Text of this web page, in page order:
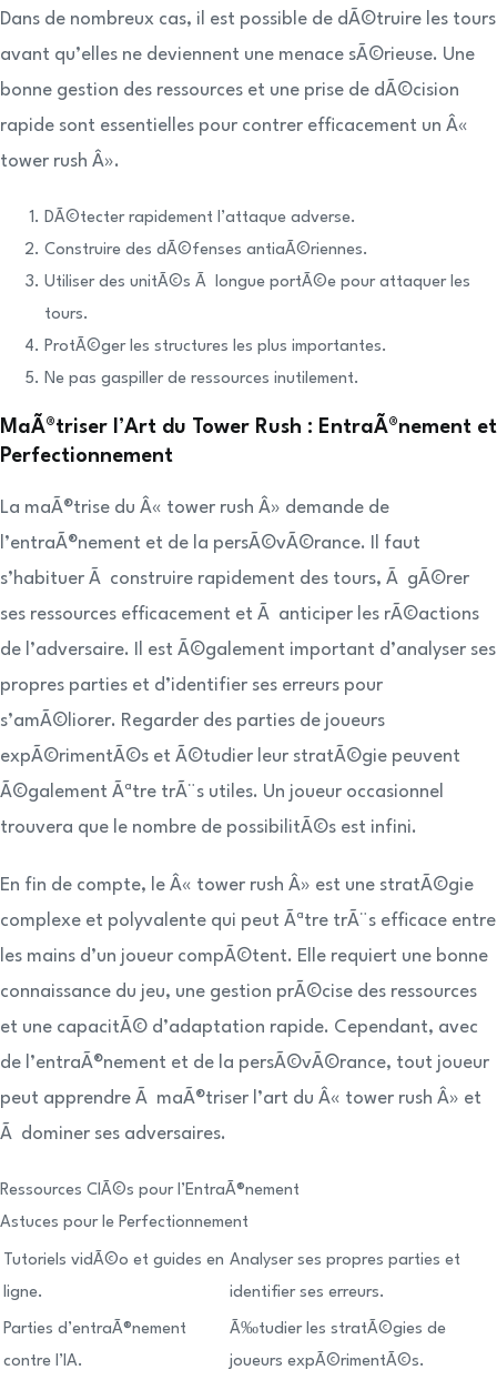
Dans de nombreux cas, il est possible de dÃ©truire les tours
avant qu’elles ne deviennent une menace sÃ©rieuse. Une
bonne gestion des ressources et une prise de dÃ©cision
rapide sont essentielles pour contrer efficacement un Â«
tower rush Â».
DÃ©tecter rapidement l’attaque adverse.
Construire des dÃ©fenses antiaÃ©riennes.
Utiliser des unitÃ©s Ã longue portÃ©e pour attaquer les
tours.
ProtÃ©ger les structures les plus importantes.
Ne pas gaspiller de ressources inutilement.
MaÃ®triser l’Art du Tower Rush : EntraÃ®nement et
Perfectionnement
La maÃ®trise du Â« tower rush Â» demande de
l’entraÃ®nement et de la persÃ©vÃ©rance. Il faut
s’habituer Ã construire rapidement des tours, Ã gÃ©rer
ses ressources efficacement et Ã anticiper les rÃ©actions
de l’adversaire. Il est Ã©galement important d’analyser ses
propres parties et d’identifier ses erreurs pour
s’amÃ©liorer. Regarder des parties de joueurs
expÃ©rimentÃ©s et Ã©tudier leur stratÃ©gie peuvent
Ã©galement Ãªtre trÃ¨s utiles. Un joueur occasionnel
trouvera que le nombre de possibilitÃ©s est infini.
En fin de compte, le Â« tower rush Â» est une stratÃ©gie
complexe et polyvalente qui peut Ãªtre trÃ¨s efficace entre
les mains d’un joueur compÃ©tent. Elle requiert une bonne
connaissance du jeu, une gestion prÃ©cise des ressources
et une capacitÃ© d’adaptation rapide. Cependant, avec
de l’entraÃ®nement et de la persÃ©vÃ©rance, tout joueur
peut apprendre Ã maÃ®triser l’art du Â« tower rush Â» et
Ã dominer ses adversaires.
Ressources ClÃ©s pour l’EntraÃ®nement
Astuces pour le Perfectionnement
Tutoriels vidÃ©o et guides en
ligne.
Analyser ses propres parties et
identifier ses erreurs.
Parties d’entraÃ®nement
contre l’IA.
Ã‰tudier les stratÃ©gies de
joueurs expÃ©rimentÃ©s.